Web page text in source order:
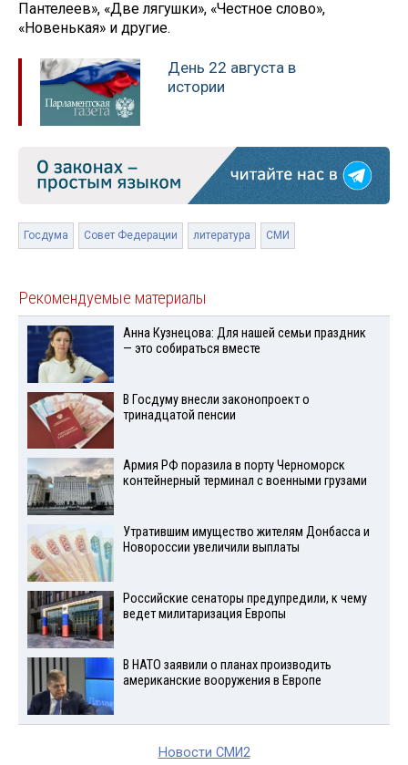
Пантелеев», «Две лягушки», «Честное слово»,
«Новенькая» и другие.
День 22 августа в
истории
Госдума Совет Федерации литература СМИ
Рекомендуемые материалы
Анна Кузнецова: Для нашей семьи праздник
— это собираться вместе
В Госдуму внесли законопроект о
тринадцатой пенсии
Армия РФ поразила в порту Черноморск
контейнерный терминал с военными грузами
Утратившим имущество жителям Донбасса и
Новороссии увеличили выплаты
Российские сенаторы предупредили, к чему
ведет милитаризация Европы
В НАТО заявили о планах производить
американские вооружения в Европе
Новости СМИ2